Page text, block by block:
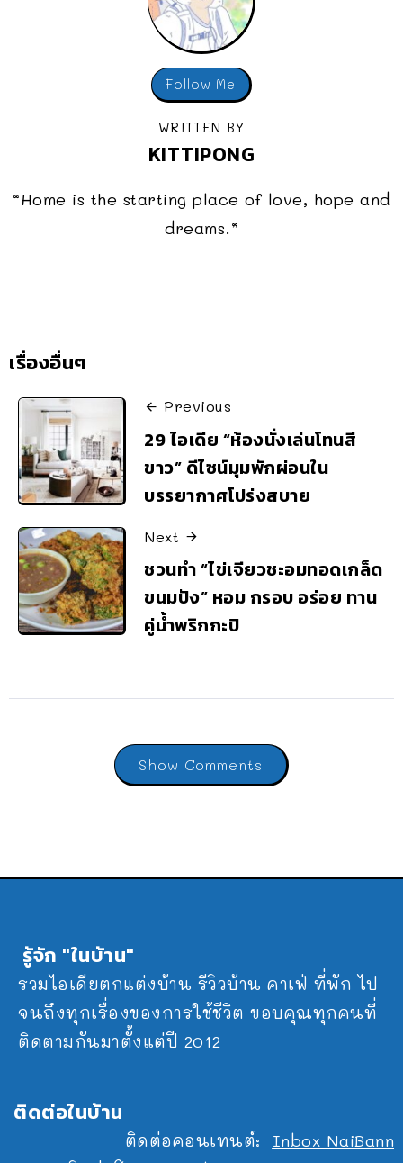
Follow Me
WRITTEN BY
KITTIPONG
“Home is the starting place of love, hope and
dreams.”
เรื่องอื่นๆ
Previous
29 ไอเดีย “ห้องนั่งเล่นโทนสี
ขาว” ดีไซน์มุมพักผ่อนใน
บรรยากาศโปร่งสบาย
Next
ชวนทำ “ไข่เจียวชะอมทอดเกล็ด
ขนมปัง” หอม กรอบ อร่อย ทาน
คู่น้ำพริกกะปิ
Show Comments
รู้จัก "ในบ้าน"
รวมไอเดียตกแต่งบ้าน รีวิวบ้าน คาเฟ่ ที่พัก ไป
จนถึงทุกเรื่องของการใช้ชีวิต ขอบคุณทุกคนที่
ติดตามกันมาตั้งแต่ปี 2012
ติดต่อในบ้าน
ติดต่อคอนเทนต์: Inbox NaiBann